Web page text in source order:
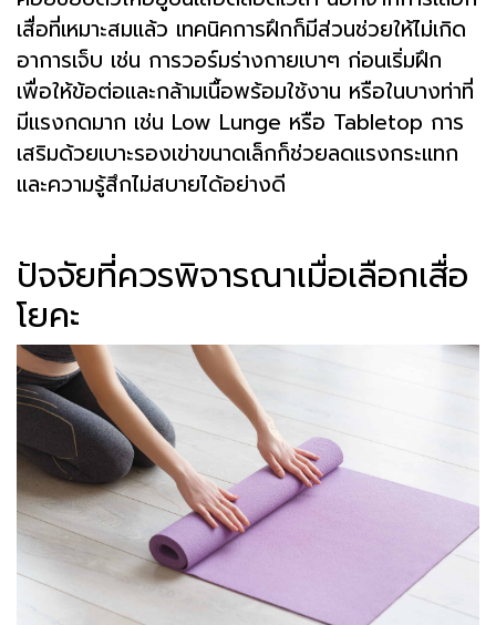
เสื่อที่เหมาะสมแล้ว เทคนิคการฝึกก็มีส่วนช่วยให้ไม่เกิด
อาการเจ็บ เช่น การวอร์มร่างกายเบาๆ ก่อนเริ่มฝึก
เพื่อให้ข้อต่อและกล้ามเนื้อพร้อมใช้งาน หรือในบางท่าที่
มีแรงกดมาก เช่น Low Lunge หรือ Tabletop การ
เสริมด้วยเบาะรองเข่าขนาดเล็กก็ช่วยลดแรงกระแทก
และความรู้สึกไม่สบายได้อย่างดี
ปัจจัยที่ควรพิจารณาเมื่อเลือกเสื่อ
โยคะ